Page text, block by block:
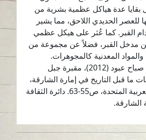
بقايا عدة هياكل عظمية بشرية من
للعصر الحديدي اللاحق، مما يشير
القبر. كما عُثر على هيكل عظمي
مدخل القبر، فضلاً عن مجموعة من
والمواد المعدنية كالمجوهرات.
المصدر: جاسم، صباح عبود (2012)، مقبرة جبل
ما قبل التاريخ في إمارة الشارقة،
دولة الإمارات العربية المتحدة، ص55-63. دائرة الثقافة